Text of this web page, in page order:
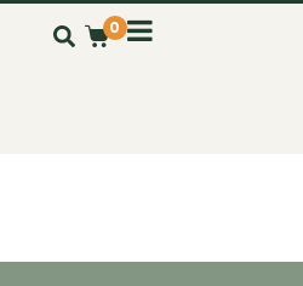
0